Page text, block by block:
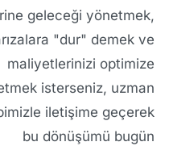
geleceği yönetmek,
"dur" demek ve
maliyetlerinizi optimize
isterseniz, uzman
iletişime geçerek
bu dönüşümü bugün